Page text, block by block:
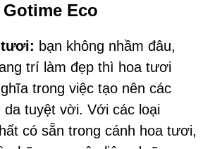
Gotime Eco
tươi: bạn không nhầm đâu,
trí làm đẹp thì hoa tươi
trong việc tạo nên các
tuyệt vời. Với các loại
có sẵn trong cánh hoa tươi,